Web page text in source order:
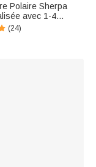
Polaire Sherpa
avec 1-4
Cadeau
Fête
Maman Grand-
(24)